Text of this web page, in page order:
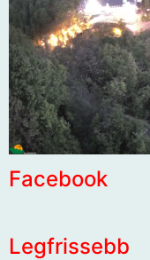
Facebook
Legfrissebb